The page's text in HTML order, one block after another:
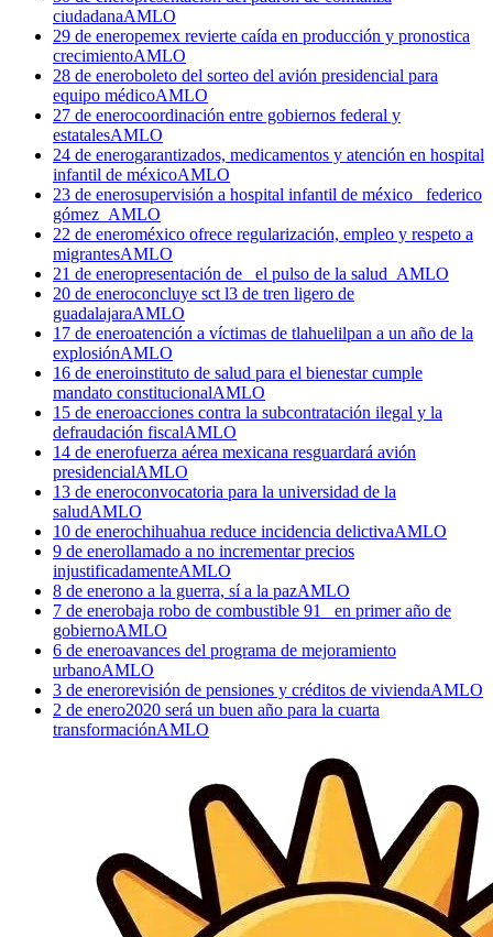
ciudadanaAMLO
29 de eneropemex revierte caída en producción y pronostica
crecimientoAMLO
28 de eneroboleto del sorteo del avión presidencial para
equipo médicoAMLO
27 de enerocoordinación entre gobiernos federal y
estatalesAMLO
24 de enerogarantizados, medicamentos y atención en hospital
infantil de méxicoAMLO
23 de enerosupervisión a hospital infantil de méxico _federico
gómez_ AMLO
22 de eneroméxico ofrece regularización, empleo y respeto a
migrantesAMLO
21 de eneropresentación de _el pulso de la salud_ AMLO
20 de eneroconcluye sct l3 de tren ligero de
guadalajaraAMLO
17 de eneroatención a víctimas de tlahuelilpan a un año de la
explosiónAMLO
16 de eneroinstituto de salud para el bienestar cumple
mandato constitucionalAMLO
15 de eneroacciones contra la subcontratación ilegal y la
defraudación fiscalAMLO
14 de enerofuerza aérea mexicana resguardará avión
presidencialAMLO
13 de eneroconvocatoria para la universidad de la
saludAMLO
10 de enerochihuahua reduce incidencia delictivaAMLO
9 de enerollamado a no incrementar precios
injustificadamenteAMLO
8 de enerono a la guerra, sí a la pazAMLO
7 de enerobaja robo de combustible 91_ en primer año de
gobiernoAMLO
6 de eneroavances del programa de mejoramiento
urbanoAMLO
3 de enerorevisión de pensiones y créditos de viviendaAMLO
2 de enero2020 será un buen año para la cuarta
transformaciónAMLO